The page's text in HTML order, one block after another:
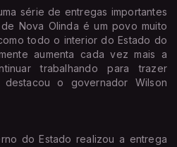
série de entregas importantes
Nova Olinda é um povo muito
todo o interior do Estado do
aumenta cada vez mais a
trabalhando para trazer
o governador Wilson
do Estado realizou a entrega